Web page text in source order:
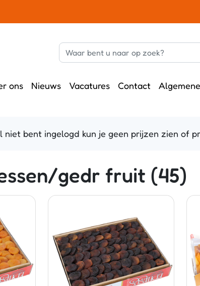
ons Nieuws Vacatures Contact
bent ingelogd kun je geen prijzen zien of
gedr fruit (45)